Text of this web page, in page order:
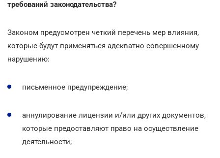
требований законодательства?
Законом предусмотрен четкий перечень мер влияния,
которые будут применяться адекватно совершенному
нарушению:
письменное предупреждение;
аннулирование лицензии и/или других документов,
которые предоставляют право на осуществление
деятельности;